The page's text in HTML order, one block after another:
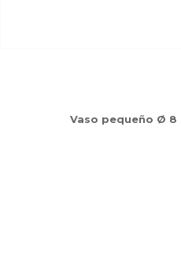
Vaso pequeño Ø 8